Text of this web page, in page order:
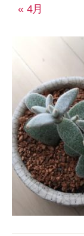
« 4月